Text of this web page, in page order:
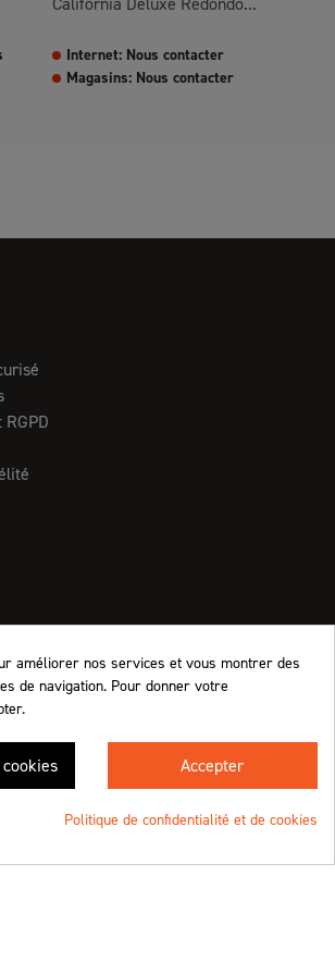
Internet: Nous contacter
Magasins: Nous contacter
Retrouvez-nous !
améliorer nos services et vous montrer des
de navigation. Pour donner votre
Accepter
Politique de confidentialité et de cookies
★★★★★